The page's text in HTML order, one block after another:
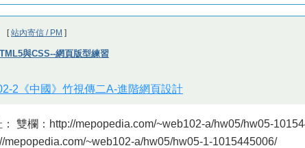
[站內寄信 / PM ]
與CSS--網頁版型練習
2《中國》竹視傳二A-進階網頁設計
： 雙欄：http://mepopedia.com/~web102-a/hw05/hw05-
mepopedia.com/~web102-a/hw05/hw05-1-1015445006/